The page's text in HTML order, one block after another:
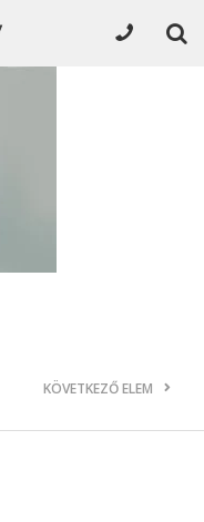
KÖVETKEZŐ ELEM